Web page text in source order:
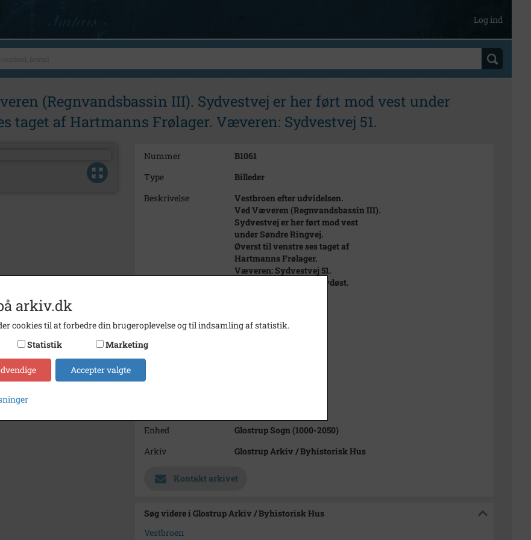
Log ind
(Regnvandsbassin III). Sydvestvej er her ført mod vest under
taget af Hartmanns Frølager. Væveren: Sydvestvej 51.
Nummer
B1061
Type
Billeder
Beskrivelse
Vestbroen efter udvidelsen.
Ved Væveren (Regnvandsbassin III).
Sydvestvej er her ført mod vest
under Søndre Ringvej.
Øverst til venstre ses taget af
Hartmanns Frølager.
Væveren: Sydvestvej 51.
Set fra Væveren mod sydøst.
Årstal
1959
Dateringsnote
Enhed
Glostrup Sogn (1000-2050)
Arkiv
Glostrup Arkiv / Byhistorisk Hus
Kontakt arkivet
Søg videre i Glostrup Arkiv / Byhistorisk Hus
Vestbroen
arkiv.dk
cookies til at forbedre din brugeroplevelse og til indsamling af statistik.
Statistik Marketing
Accepter valgte